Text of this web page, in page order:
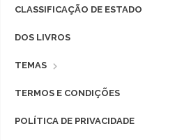
CLASSIFICAÇÃO DE ESTADO
DOS LIVROS
TEMAS
TERMOS E CONDIÇÕES
POLÍTICA DE PRIVACIDADE